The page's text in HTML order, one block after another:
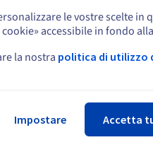
News
le vostre scelte in
accessibile in fondo
la nostra politica di utilizzo
Impostare Accetta